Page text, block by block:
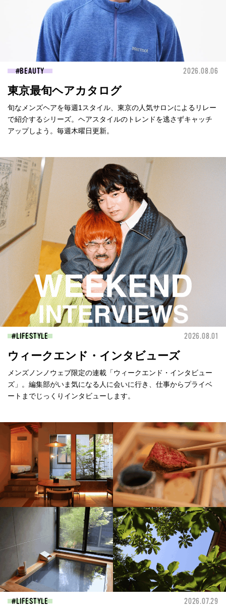
BEAUTY 2026.08.06
東京最旬ヘアカタログ
旬なメンズヘアを毎週1スタイル、東京の人気サロンによるリレー
で紹介するシリーズ。ヘアスタイルのトレンドを逃さずキャッチ
アップしよう。毎週木曜日更新。
LIFESTYLE 2026.08.01
ウィークエンド・インタビューズ
メンズノンノウェブ限定の連載「ウィークエンド・インタビュー
ズ」。編集部がいま気になる人に会いに行き、仕事からプライベ
ートまでじっくりインタビューします。
LIFESTYLE 2026.07.29